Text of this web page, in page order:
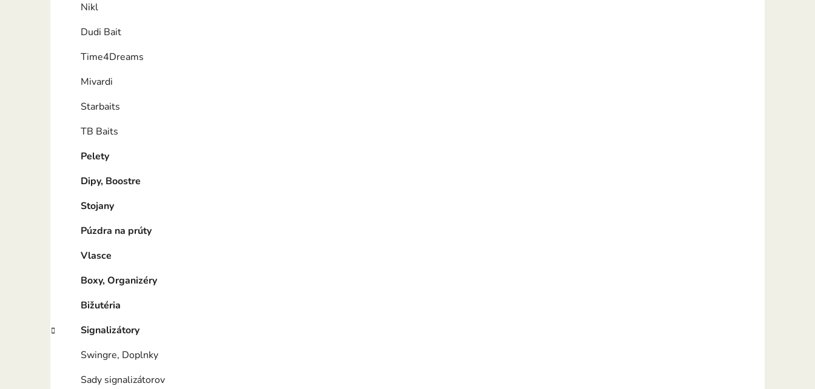
Nikl
Dudi Bait
Time4Dreams
Mivardi
Starbaits
TB Baits
Pelety
Dipy, Boostre
Stojany
Púzdra na prúty
Vlasce
Boxy, Organizéry
Bižutéria
Signalizátory
Swingre, Doplnky
Sady signalizátorov